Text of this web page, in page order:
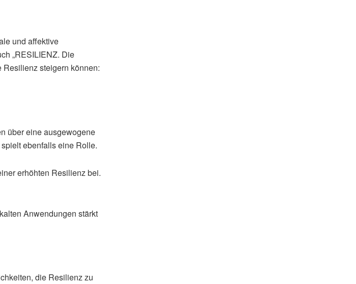
und affektive
„RESILIENZ. Die
Resilienz steigern können:
über eine ausgewogene
spielt ebenfalls eine Rolle.
erhöhten Resilienz bei.
Anwendungen stärkt
die Resilienz zu